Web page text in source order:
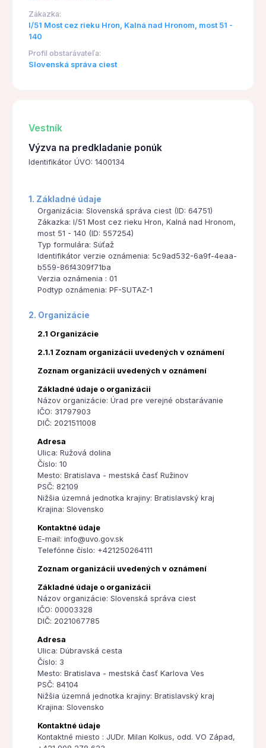
Zákazka:
I/51 Most cez rieku Hron, Kalná nad Hronom, most 51 -
140
Profil obstarávateľa:
Slovenská správa ciest
Vestník
Výzva na predkladanie ponúk
Identifikátor ÚVO: 1400134
1. Základné údaje
Organizácia: Slovenská správa ciest (ID: 64751)
Zákazka: I/51 Most cez rieku Hron, Kalná nad Hronom,
most 51 - 140 (ID: 557254)
Typ formulára: Súťaž
Identifikátor verzie oznámenia: 5c9ad532-6a9f-4eaa-
b559-86f4309f71ba
Verzia oznámenia : 01
Podtyp oznámenia: PF-SUTAZ-1
2. Organizácie
2.1 Organizácie
2.1.1 Zoznam organizácii uvedených v oznámení
Zoznam organizácii uvedených v oznámení
Základné údaje o organizácii
Názov organizácie: Úrad pre verejné obstarávanie
IČO: 31797903
DIČ: 2021511008
Adresa
Ulica: Ružová dolina
Číslo: 10
Mesto: Bratislava - mestská časť Ružinov
PSČ: 82109
Nižšia územná jednotka krajiny: Bratislavský kraj
Krajina: Slovensko
Kontaktné údaje
E-mail: info@uvo.gov.sk
Telefónne číslo: +421250264111
Zoznam organizácii uvedených v oznámení
Základné údaje o organizácii
Názov organizácie: Slovenská správa ciest
IČO: 00003328
DIČ: 2021067785
Adresa
Ulica: Dúbravská cesta
Číslo: 3
Mesto: Bratislava - mestská časť Karlova Ves
PSČ: 84104
Nižšia územná jednotka krajiny: Bratislavský kraj
Krajina: Slovensko
Kontaktné údaje
Kontaktné miesto : JUDr. Milan Kolkus, odd. VO Západ,